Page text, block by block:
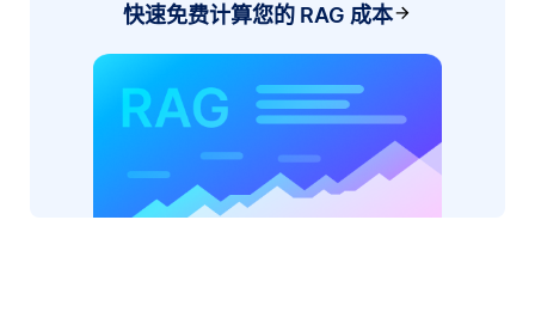
快速免费计算您的 RAG 成本